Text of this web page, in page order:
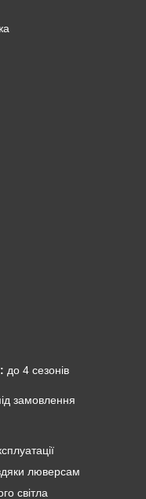
до 4 сезонів
замовлення
люверсам
світла